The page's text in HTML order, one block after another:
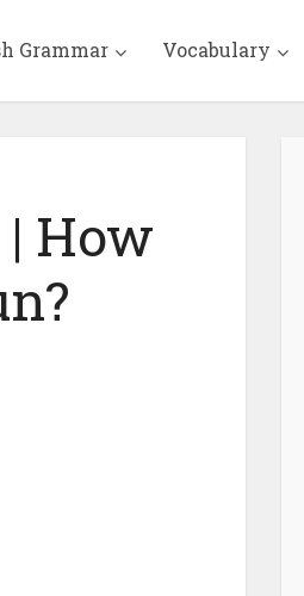
Grammar Vocabulary
How